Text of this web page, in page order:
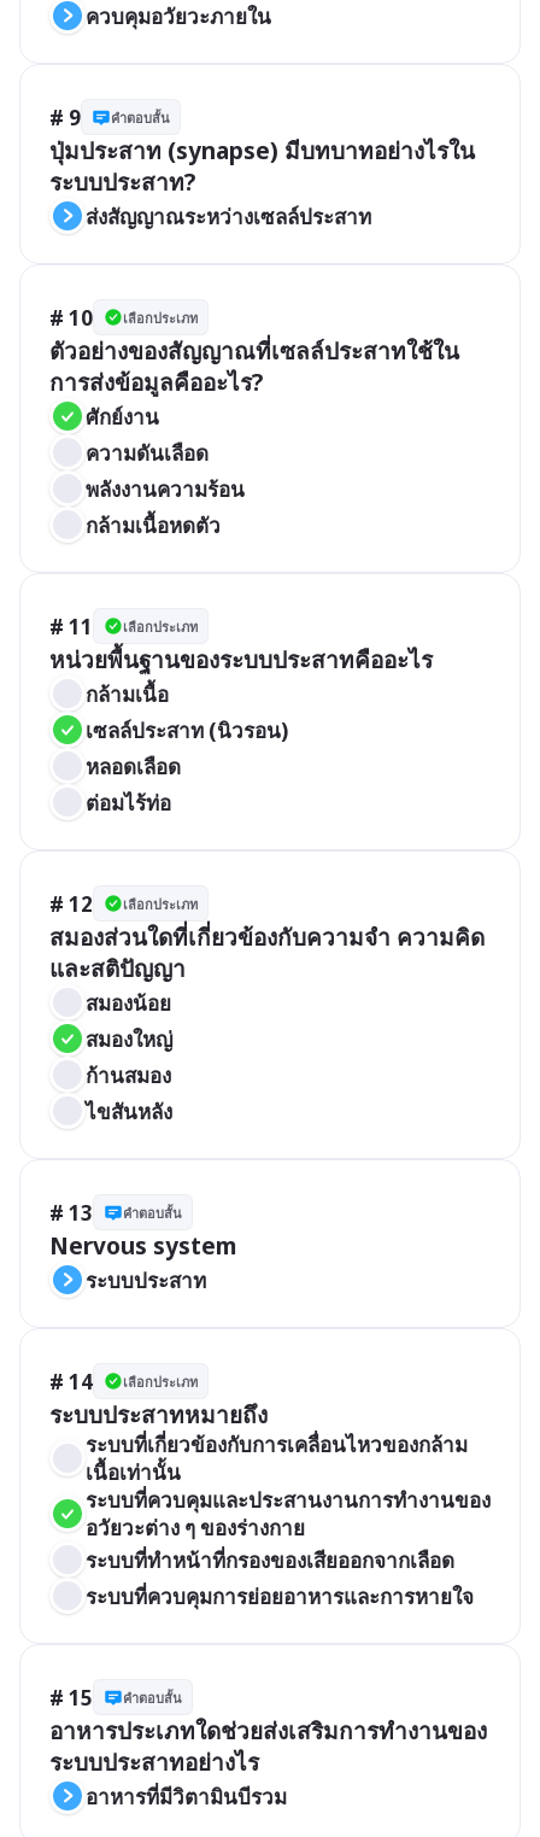
ควบคุมอวัยวะภายใน
# 9 คำตอบสั้น
ปุ่มประสาท (synapse) มีบทบาทอย่างไรใน
ระบบประสาท?
ส่งสัญญาณระหว่างเซลล์ประสาท
# 10 เลือกประเภท
ตัวอย่างของสัญญาณที่เซลล์ประสาทใช้ใน
การส่งข้อมูลคืออะไร?
ศักย์งาน
ความดันเลือด
พลังงานความร้อน
กล้ามเนื้อหดตัว
# 11 เลือกประเภท
หน่วยพื้นฐานของระบบประสาทคืออะไร
กล้ามเนื้อ
เซลล์ประสาท (นิวรอน)
หลอดเลือด
ต่อมไร้ท่อ
# 12 เลือกประเภท
สมองส่วนใดที่เกี่ยวข้องกับความจำ ความคิด
และสติปัญญา
สมองน้อย
สมองใหญ่
ก้านสมอง
ไขสันหลัง
# 13 คำตอบสั้น
Nervous system
ระบบประสาท
# 14 เลือกประเภท
ระบบประสาทหมายถึง
ระบบที่เกี่ยวข้องกับการเคลื่อนไหวของกล้าม
เนื้อเท่านั้น
ระบบที่ควบคุมและประสานงานการทำงานของ
อวัยวะต่าง ๆ ของร่างกาย
ระบบที่ทำหน้าที่กรองของเสียออกจากเลือด
ระบบที่ควบคุมการย่อยอาหารและการหายใจ
# 15 คำตอบสั้น
อาหารประเภทใดช่วยส่งเสริมการทำงานของ
ระบบประสาทอย่างไร
อาหารที่มีวิตามินบีรวม